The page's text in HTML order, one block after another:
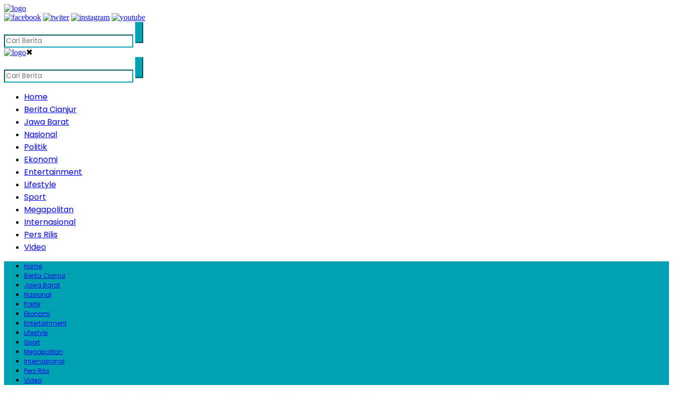
✖
Home
Berita Cianjur
Jawa Barat
Nasional
Politik
Ekonomi
Entertainment
Lifestyle
Sport
Megapolitan
Internasional
Pers Rilis
Video
Home
Berita Cianjur
Jawa Barat
Nasional
Politik
Ekonomi
Entertainment
Lifestyle
Sport
Megapolitan
Internasional
Pers Rilis
Video